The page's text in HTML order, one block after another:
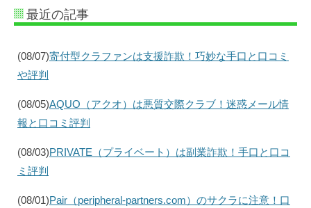
最近の記事
(08/07)寄付型クラファンは支援詐欺！巧妙な手口と口コミ
や評判
(08/05)AQUO（アクオ）は悪質交際クラブ！迷惑メール情
報と口コミ評判
(08/03)PRIVATE（プライベート）は副業詐欺！手口と口コ
ミ評判
(08/01)Pair（peripheral-partners.com）のサクラに注意！口